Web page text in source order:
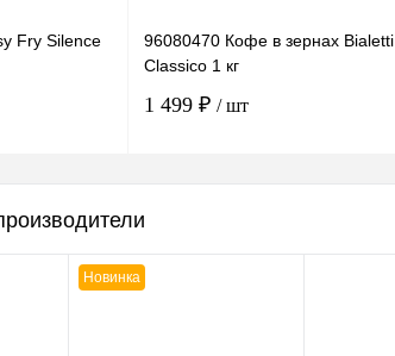
Fry Silence
96080470 Кофе в зернах Bialetti
Classico 1 кг
1 499 ₽ / шт
Новинка